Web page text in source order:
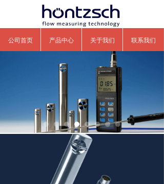
公司首页 产品中心 关于我们 联系我们